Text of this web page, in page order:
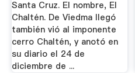
Santa Cruz. El nombre, El
Chaltén. De Viedma llegó
también vió al imponente
cerro Chaltén, y anotó en
su diario el 24 de
diciembre de ...